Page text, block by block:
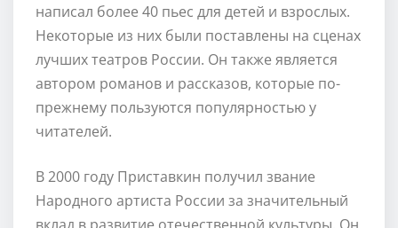
написал более 40 пьес для детей и взрослых.
Некоторые из них были поставлены на сценах
лучших театров России. Он также является
автором романов и рассказов, которые по-
прежнему пользуются популярностью у
читателей.
В 2000 году Приставкин получил звание
Народного артиста России за значительный